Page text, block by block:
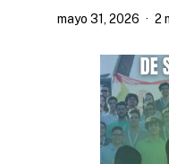
mayo 31, 2026 2